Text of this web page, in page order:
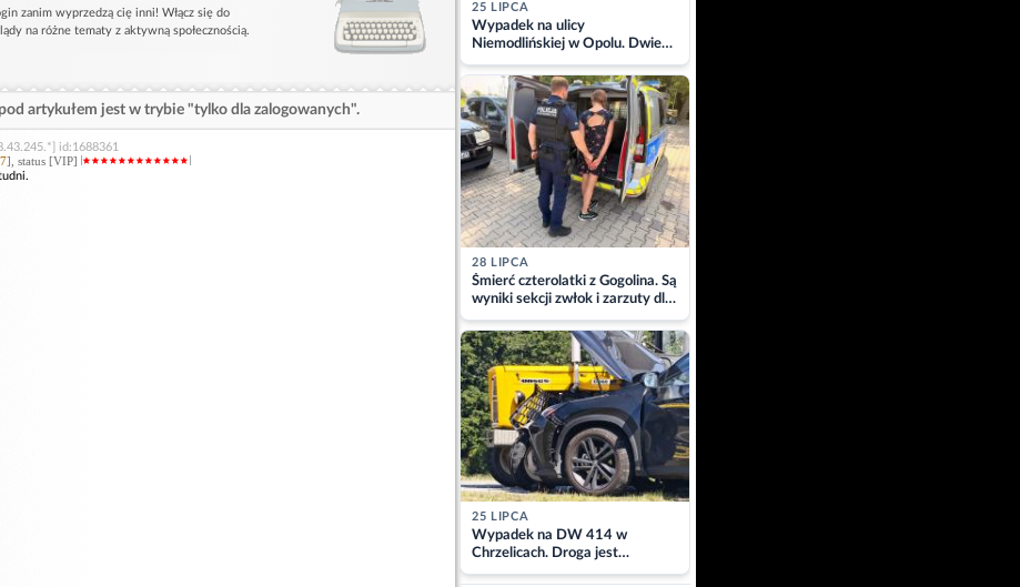
zanim wyprzedzą cię inni! Włącz się do
na różne tematy z aktywną społecznością.
artykułem jest w trybie "tylko dla zalogowanych".
id:1688361
], status [VIP]
25 LIPCA
Wypadek na ulicy
Niemodlińskiej w Opolu. Dwie
osoby w szpitalu
28 LIPCA
Śmierć czterolatki z Gogolina. Są
wyniki sekcji zwłok i zarzuty dla
matki
25 LIPCA
Wypadek na DW 414 w
Chrzelicach. Droga jest
zablokowana